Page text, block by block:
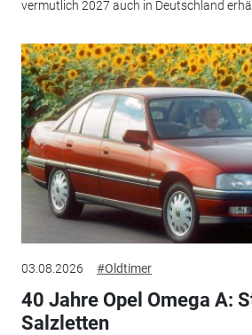
vermutlich 2027 auch in Deutschland
03.08.2026 #Oldtimer
40 Jahre Opel Omega A:
Salzletten